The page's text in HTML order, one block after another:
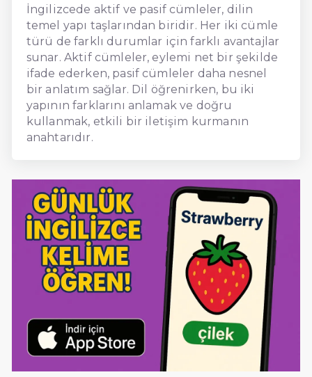
İngilizcede aktif ve pasif cümleler, dilin
temel yapı taşlarından biridir. Her iki cümle
türü de farklı durumlar için farklı avantajlar
sunar. Aktif cümleler, eylemi net bir şekilde
ifade ederken, pasif cümleler daha nesnel
bir anlatım sağlar. Dil öğrenirken, bu iki
yapının farklarını anlamak ve doğru
kullanmak, etkili bir iletişim kurmanın
anahtarıdır.